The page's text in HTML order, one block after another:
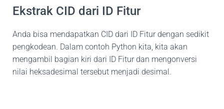
Ekstrak CID dari ID Fitur
Anda bisa mendapatkan CID dari ID Fitur dengan sedikit
pengkodean. Dalam contoh Python kita, kita akan
mengambil bagian kiri dari ID Fitur dan mengonversi
nilai heksadesimal tersebut menjadi desimal.